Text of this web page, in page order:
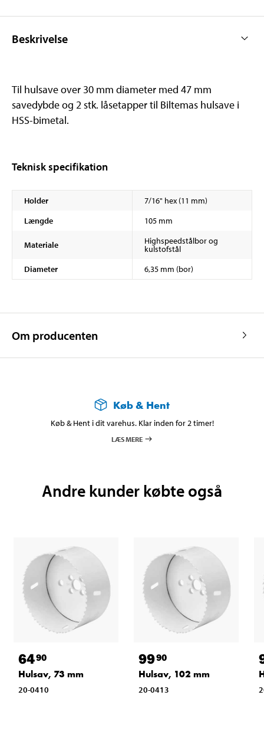
Beskrivelse
Til hulsave over 30 mm diameter med 47 mm
savedybde og 2 stk. låsetapper til Biltemas hulsave i
HSS-bimetal.
Teknisk specifikation
Holder
7/16" hex (11 mm)
Længde
105 mm
Materiale Highspeedstålbor og
kulstofstål
Diameter
6,35 mm (bor)
Om producenten
Køb & Hent
Køb & Hent i dit varehus. Klar inden for 2 timer!
LÆS MERE
Andre kunder købte også
6490
Hulsav, 73 mm
20-0410
9990
Hulsav, 102 mm
20-0413